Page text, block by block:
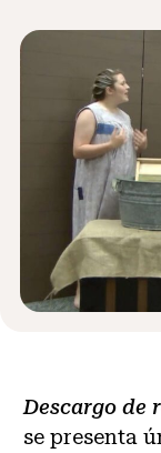
Noticias y
Acerca de
Descargo de
se presenta